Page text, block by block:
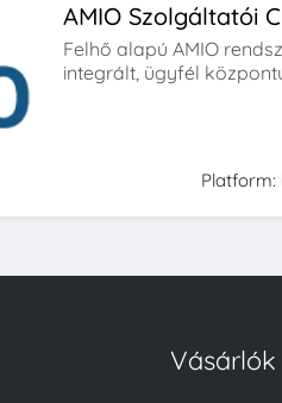
AMIO Szolgáltatói
Felhő alapú AMIO
integrált, ügyfél
Platform:
Vásárlók